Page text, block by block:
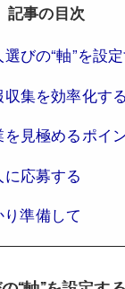
記事の目次
びの“軸”を設
収集を効率化する
見極めるポイ
応募する
準備して